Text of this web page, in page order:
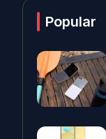
Popular